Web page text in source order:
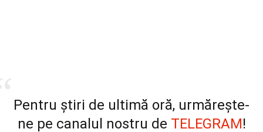
Pentru știri de ultimă oră, urmărește-
ne pe canalul nostru de TELEGRAM!